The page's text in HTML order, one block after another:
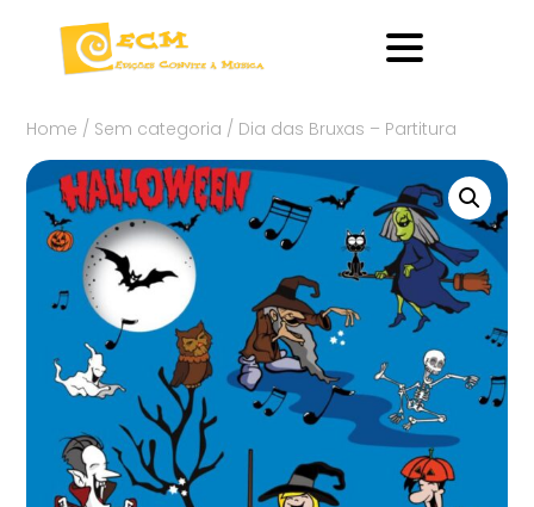
Home / Sem categoria / Dia das Bruxas – Partitura